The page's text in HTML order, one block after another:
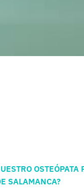
OSTEÓPATA
SALAMANCA?